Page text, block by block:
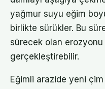
yağmur suyu eğim
birlikte sürükler. Bu
sürecek olan
gerçekleştirebilir.
Eğimli arazide yeni çim